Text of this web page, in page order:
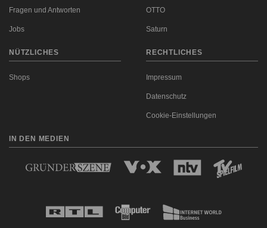
Fragen und Antworten
Jobs
OTTO
Saturn
NÜTZLICHES
Shops
RECHTLICHES
Impressum
Datenschutz
Cookie-Einstellungen
IN DEN MEDIEN